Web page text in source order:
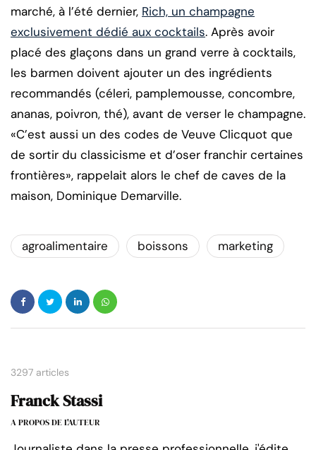
marché, à l’été dernier, Rich, un champagne
exclusivement dédié aux cocktails. Après avoir
placé des glaçons dans un grand verre à cocktails,
les barmen doivent ajouter un des ingrédients
recommandés (céleri, pamplemousse, concombre,
ananas, poivron, thé), avant de verser le champagne.
«C’est aussi un des codes de Veuve Clicquot que
de sortir du classicisme et d’oser franchir certaines
frontières», rappelait alors le chef de caves de la
maison, Dominique Demarville.
agroalimentaire boissons marketing
3297 articles
Franck Stassi
A PROPOS DE L'AUTEUR